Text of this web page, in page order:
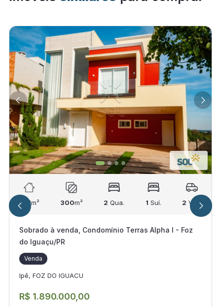
241m² 300m² 2 Qua. 1 Suí. 2 Vag.
Sobrado à venda, Condomínio Terras Alpha I - Foz
do Iguaçu/PR
Venda
Ipê, FOZ DO IGUACU
R$ 1.890.000,00